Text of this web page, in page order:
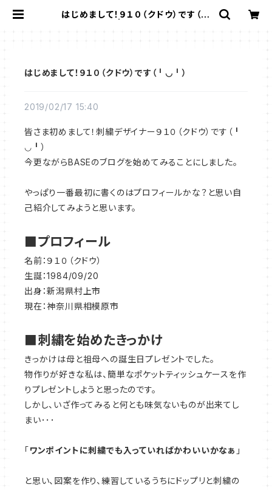
はじめまして！９１０（クドウ）です（╹
はじめまして！９１０（クドウ）です（╹◡╹）
2019/02/17 15:40
皆さま初めまして！刺繍デザイナー９１０（クドウ）です（╹
◡╹）
今更ながらBASEのブログを始めてみることにしました。
やっぱり一番最初に書くのはプロフィールかな？と思い自
己紹介してみようと思います。
■プロフィール
名前：９１０（クドウ）
生誕：1984/09/20
出身：新潟県村上市
現在：神奈川県相模原市
■刺繍を始めたきっかけ
きっかけは母と祖母への誕生日プレゼントでした。
物作りが好きな私は、簡単なポケットティッシュケースを作
りプレゼントしようと思ったのです。
しかし、いざ作ってみると何とも味気ないものが出来てし
まい･･･
「ワンポイントに刺繍でも入っていればかわいいかなぁ 」
と思い、図案を作り、練習しているうちにドップリと刺繍の